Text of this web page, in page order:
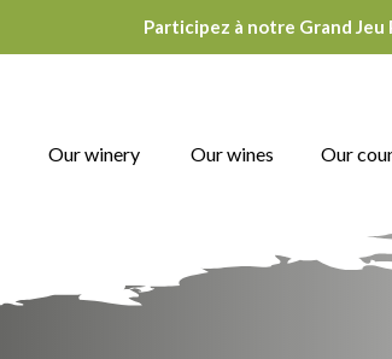
Participez à notre Grand
Our winery Our wines Our